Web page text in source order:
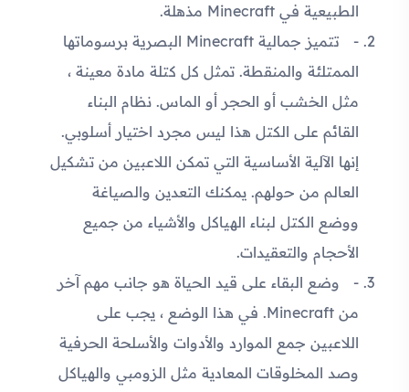
الطبيعية في Minecraft مذهلة.
تتميز جمالية Minecraft البصرية برسوماتها
الممتلئة والمنقطة. تمثل كل كتلة مادة معينة ،
مثل الخشب أو الحجر أو الماس. نظام البناء
القائم على الكتل هذا ليس مجرد اختيار أسلوبي.
إنها الآلية الأساسية التي تمكن اللاعبين من تشكيل
العالم من حولهم. يمكنك التعدين والصياغة
ووضع الكتل لبناء الهياكل والأشياء من جميع
الأحجام والتعقيدات.
وضع البقاء على قيد الحياة هو جانب مهم آخر
من Minecraft. في هذا الوضع ، يجب على
اللاعبين جمع الموارد والأدوات والأسلحة الحرفية
وصد المخلوقات المعادية مثل الزومبي والهياكل